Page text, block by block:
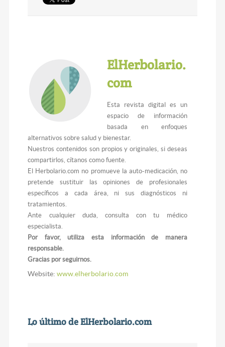
ElHerbolario.
com
Esta revista digital es un
espacio de información
basada en enfoques
alternativos sobre salud y bienestar.
Nuestros contenidos son propios y originales, si deseas
compartirlos, cítanos como fuente.
El Herbolario.com no promueve la auto-medicación, no
pretende sustituir las opiniones de profesionales
específicos a cada área, ni sus diagnósticos ni
tratamientos.
Ante cualquier duda, consulta con tu médico
especialista.
Por favor, utiliza esta información de manera
responsable.
Gracias por seguirnos.
Website:www.elherbolario.com
Lo último de ElHerbolario.com